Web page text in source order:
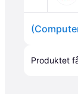
Produktet